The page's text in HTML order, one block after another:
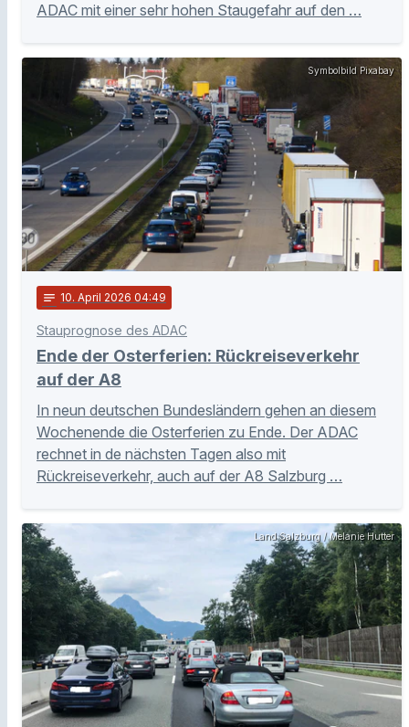
ADAC mit einer sehr hohen Staugefahr auf den …
Symbolbild Pixabay
notes 10. April 2026 04:49
Stauprognose des ADAC
Ende der Osterferien: Rückreiseverkehr
auf der A8
In neun deutschen Bundesländern gehen an diesem
Wochenende die Osterferien zu Ende. Der ADAC
rechnet in de nächsten Tagen also mit
Rückreiseverkehr, auch auf der A8 Salzburg …
Land Salzburg / Melanie Hutter